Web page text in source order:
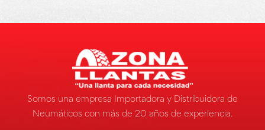
Somos una empresa Importadora y Distribuidora de
Neumáticos con más de 20 años de experiencia.